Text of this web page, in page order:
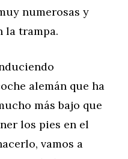
numerosas y
la trampa.
alemán que ha
más bajo que
los pies en el
vamos a